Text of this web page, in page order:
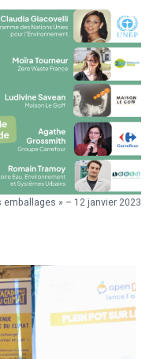
» – 12 janvier 2023